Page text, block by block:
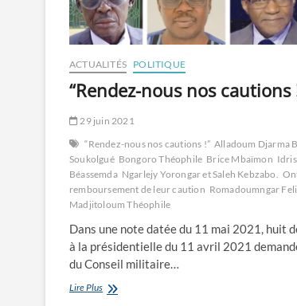
ACTUALITÉS POLITIQUE
“Rendez-nous nos cautions
29 juin 2021
“Rendez-nous nos cautions !” Alladoum Djarma
Soukolgué Bongoro Théophile Brice Mbaïmon
Béassemda Ngarlejy Yorongar et Saleh Kebzabo.
remboursement de leur caution Romadoumngar
Madjitoloum Théophile
Dans une note datée du 11 mai 2021, huit
à la présidentielle du 11 avril 2021
du Conseil militaire…
Lire Plus“Rendez-